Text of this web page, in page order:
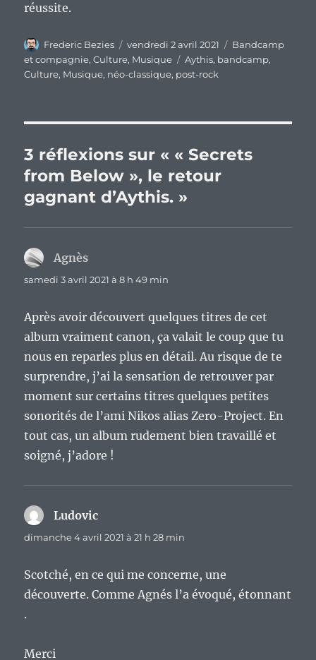
réussite.
Auteur
Frederic Bezies
Publié
le
vendredi 2 avril 2021 Catégories
Bandcamp
et compagnie,Culture, Musique Étiquettes
Aythis, bandcamp,
Culture, Musique, néo-classique, post-rock
3 réflexions sur « « Secrets
from Below », le retour
gagnant d’Aythis. »
Agnès
samedi 3 avril 2021 à 8 h 49 min
Après avoir découvert quelques titres de cet
album vraiment canon, ça valait le coup que tu
nous en reparles plus en détail. Au risque de te
surprendre, j’ai la sensation de retrouver par
moment sur certains titres quelques petites
sonorités de l’ami Nikos alias Zero-Project. En
tout cas, un album rudement bien travaillé et
soigné, j’adore !
Ludovic
dimanche 4 avril 2021 à 21 h 28 min
Scotché, en ce qui me concerne, une
découverte. Comme Agnés l’a évoqué, étonnant
.
Merci